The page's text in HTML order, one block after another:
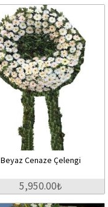
Beyaz Cenaze Çelengi
5,950.00₺